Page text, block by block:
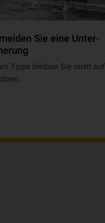
Sie eine Unter­
Tipps bleiben Sie nicht auf